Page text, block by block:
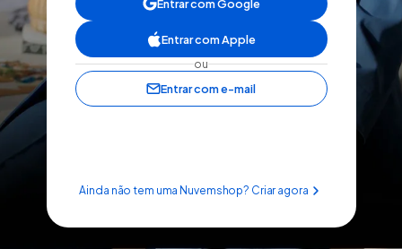
Entrar com Google
Entrar com Apple
ou
Entrar com e-mail
Ainda não tem uma Nuvemshop? Criar agora